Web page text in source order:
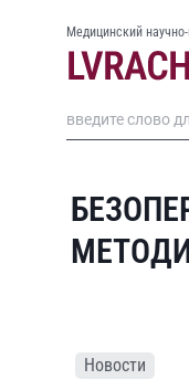
Медицинский
Новости